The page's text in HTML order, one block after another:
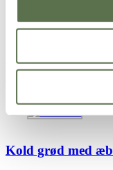
hvidløg, hvis du
Bag dem i ca.
Lad dem afkøle
Et godt tip:De sprøde
Kold grød med